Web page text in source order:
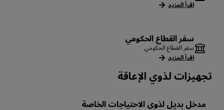
اقرأ المزيد
سفر القطاع الحكومي
سفر القطاع الحكومي
اقرأ المزيد
تجهيزات لذوي الإعاقة
مدخل بديل لذوي الاحتياجات الخاصة